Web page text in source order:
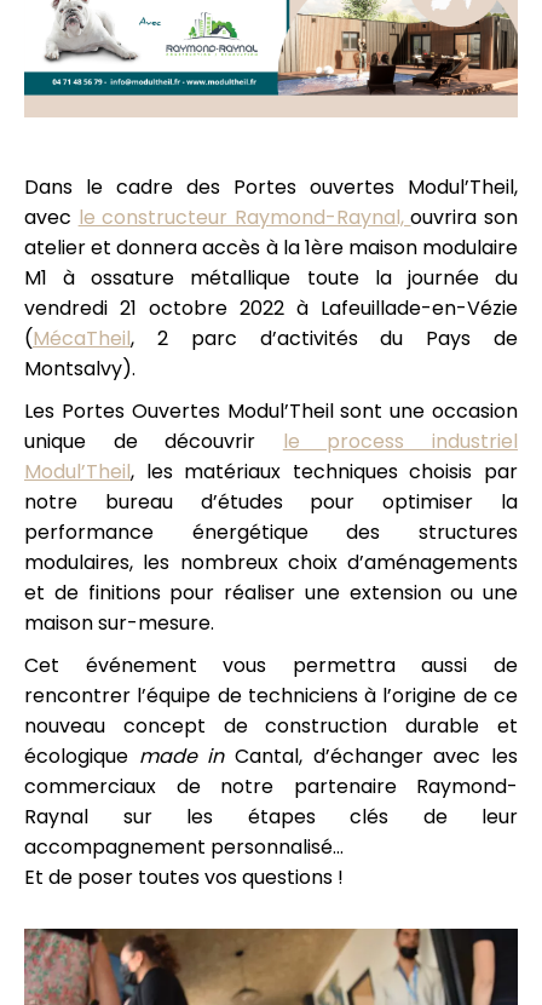
Dans le cadre des Portes ouvertes Modul’Theil,
avec le constructeur Raymond-Raynal,ouvrira son
atelier et donnera accès à la 1ère maison modulaire
M1 à ossature métallique toute la journée du
vendredi 21 octobre 2022 à Lafeuillade-en-Vézie
(MécaTheil, 2 parc d’activités du Pays de
Montsalvy).
Les Portes Ouvertes Modul’Theil sont une occasion
unique de découvrir le process industriel
Modul’Theil, les matériaux techniques choisis par
notre bureau d’études pour optimiser la
performance énergétique des structures
modulaires, les nombreux choix d’aménagements
et de finitions pour réaliser une extension ou une
maison sur-mesure.
Cet événement vous permettra aussi de
rencontrer l’équipe de techniciens à l’origine de ce
nouveau concept de construction durable et
écologique made inCantal, d’échanger avec les
commerciaux de notre partenaire Raymond-
Raynal sur les étapes clés de leur
accompagnement personnalisé…
Et de poser toutes vos questions !